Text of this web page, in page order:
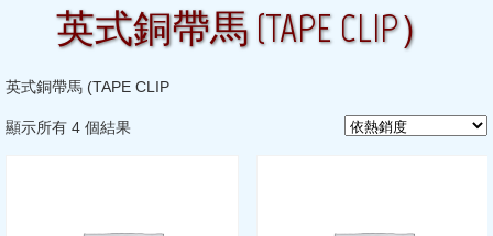
英式銅帶馬 (TAPE CLIP）
英式銅帶馬 (TAPE CLIP
顯示所有 4 個結果